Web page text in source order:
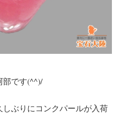
部です(^^)/
ぶりにコンクパールが入荷